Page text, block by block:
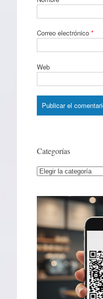
Correo electrónico *
Web
Categorías
Categorías